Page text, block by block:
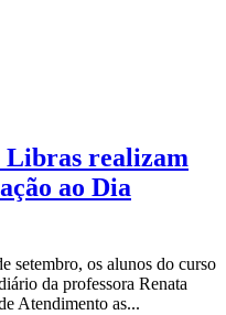
Libras realizam
ao Dia
setembro, os alunos do curso
da professora Renata
Atendimento as...